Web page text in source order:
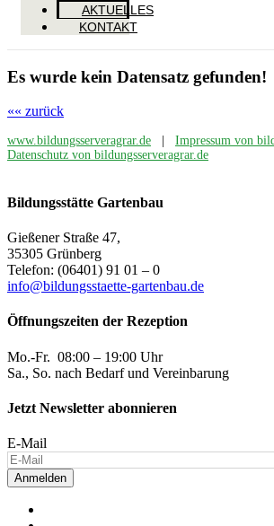
AKTUELLES
KONTAKT
Es wurde kein Datensatz gefunden!
«« zurück
www.bildungsserveragrar.de Impressum von
Datenschutz von bildungsserveragrar.de
Bildungsstätte Gartenbau
Gießener Straße 47,
35305 Grünberg
Telefon: (06401) 91 01 – 0
info@bildungsstaette-gartenbau.de
Öffnungszeiten der Rezeption
Mo.-Fr. 08:00 – 19:00 Uhr
Sa., So. nach Bedarf und Vereinbarung
Jetzt Newsletter abonnieren
E-Mail
Anmelden